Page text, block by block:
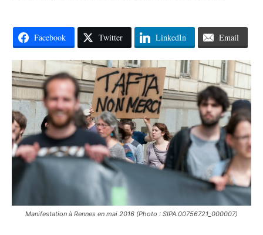
Facebook Twitter LinkedIn Email
Manifestation à Rennes en mai 2016 (Photo : SIPA.00756721_000007)